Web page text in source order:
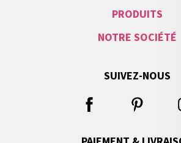
PRODUITS
NOTRE SOCIÉTÉ
SUIVEZ-NOUS